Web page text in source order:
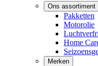
Ons assortiment
Pakketten
Motorolie
Home
Merken